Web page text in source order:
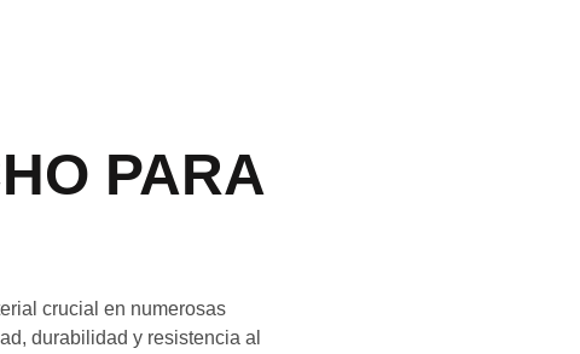
PARA
crucial en numerosas
durabilidad y resistencia al